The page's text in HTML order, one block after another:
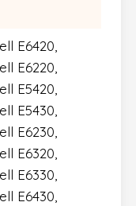
E6420,
E6220,
E5420,
E5430,
E6230,
E6320,
E6330,
E6430,